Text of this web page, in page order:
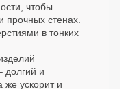
чтобы
прочных стенах.
в тонких
долгий и
ускорит и